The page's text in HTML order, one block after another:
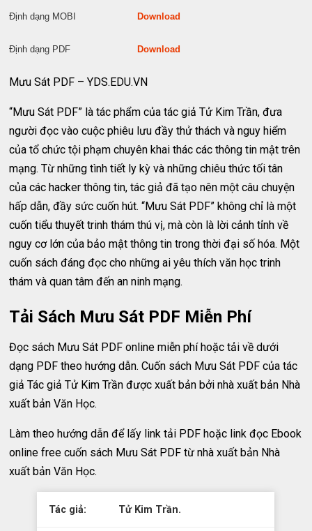
Định dạng MOBI Download
Định dạng PDF Download
Mưu Sát PDF – YDS.EDU.VN
“Mưu Sát PDF” là tác phẩm của tác giả Tử Kim Trần, đưa
người đọc vào cuộc phiêu lưu đầy thử thách và nguy hiểm
của tổ chức tội phạm chuyên khai thác các thông tin mật trên
mạng. Từ những tình tiết ly kỳ và những chiêu thức tối tân
của các hacker thông tin, tác giả đã tạo nên một câu chuyện
hấp dẫn, đầy sức cuốn hút. “Mưu Sát PDF” không chỉ là một
cuốn tiểu thuyết trinh thám thú vị, mà còn là lời cảnh tỉnh về
nguy cơ lớn của bảo mật thông tin trong thời đại số hóa. Một
cuốn sách đáng đọc cho những ai yêu thích văn học trinh
thám và quan tâm đến an ninh mạng.
Tải Sách Mưu Sát PDF Miễn Phí
Đọc sách Mưu Sát PDF online miễn phí hoặc tải về dưới
dạng PDF theo hướng dẫn. Cuốn sách Mưu Sát PDF của tác
giả Tác giả Tử Kim Trần được xuất bản bởi nhà xuất bản Nhà
xuất bản Văn Học.
Làm theo hướng dẫn để lấy link tải PDF hoặc link đọc Ebook
online free cuốn sách Mưu Sát PDF từ nhà xuất bản Nhà
xuất bản Văn Học.
Tác giả: Tử Kim Trần.